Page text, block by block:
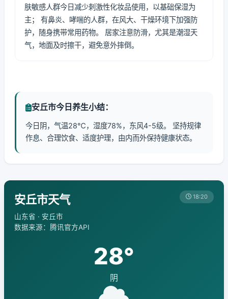
肤敏感人群今日减少刺激性化妆品使用，以基础保湿为
主； 有鼻炎、哮喘的人群，在风大、干燥环境下加强防
护，随身携带常用药物。 居家注意防滑，尤其是潮湿天
气，地面及时擦干，避免意外摔倒。
安丘市今日养生小结：
今日阴，气温28℃，湿度78%，东风4-5级。 坚持规律
作息、合理饮食、适度护理，由内而外保持健康状态。
安丘市天气
山东省 · 安丘市
数据来源：腾讯官方API
18:20
28°
阴